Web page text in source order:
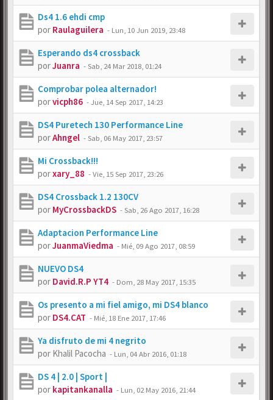
Ds4 1.6 ehdi cmp
por Raulaguilera - Lun, 10 Jun 2019, 23:48
Esperando ds4 crossback
porJuanra -Sab, 24 Mar 2018, 01:24
Comprobar polea alternador!
porvicph86 -Jue, 14 Sep 2017, 14:23
DS4 Puretech 130 Performance Line
porAhngel -Sab, 06 May 2017, 23:57
Mi Crossback!!!
porxary_88 -Vie, 15 Sep 2017, 23:26
DS4 Crossback 1.2 130CV
por MyCrossbackDS -Sab, 26 Ago 2017, 16:28
Adaptacion Performance Line
porJuanmaViedma - Mié, 09 Ago 2017, 08:59
NUEVO DS4
por David.R.P YT4 - Dom, 28 May 2017, 15:35
Os presento a mi fiel amigo, mi DS4 blanco
por DS4.CAT - Mié, 18 Ene 2017, 17:46
Ya disfruto de mi 4 negrito
por Khalil Pacocha - Lun, 04 Abr 2016, 01:18
DS 4 | 2.0 | Sport |
por kapitankanalla - Lun, 02 May 2016, 21:44